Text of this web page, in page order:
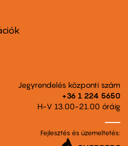
Jegyrendelés központi szám
+36 1 224 5650
H-V 13.00-21.00 óráig
Fejlesztés és üzemeltetés: